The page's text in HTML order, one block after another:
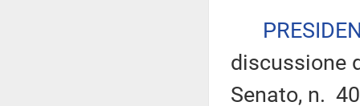
discussione
Senato, n.